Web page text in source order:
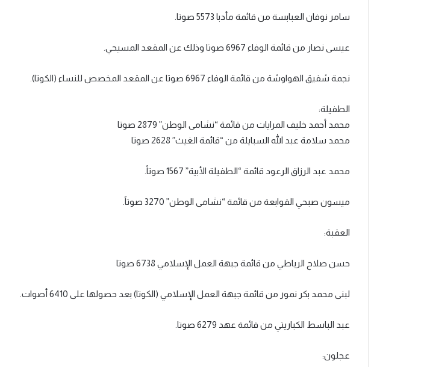
سامر نوفان العبابسة من قائمة مأدبا 5573 صوتا.
عيسى نصار من قائمة الوفاء 6967 صوتا وذلك عن المقعد المسيحي.
نجمة شفيق الهواوشة من قائمة الوفاء 6967 صوتا عن المقعد المخصص للنساء (الكوتا).
الطفيلة:
محمد أحمد خليف المرايات من قائمة “نشامى الوطن” 2879 صوتا
محمد سلامة عبد الله السبايلة من “قائمة الغيث” 2628 صوتا
محمد عبد الرزاق الرعود قائمة “الطفيلة الأبية” 1567 صوتاً.
ميسون صبحي القوابعة من قائمة “نشامى الوطن” 3270 صوتاً.
العقبة:
حسن صلاح الرياطي من قائمة جبهة العمل الإسلامي 6738 صوتا
لبنى محمد بكر نمور من قائمة جبهة العمل الإسلامي (الكوتا) بعد حصولها على 6410 أصوات.
عبد الباسط الكباريتي من قائمة عهد 6279 صوتا.
عجلون: